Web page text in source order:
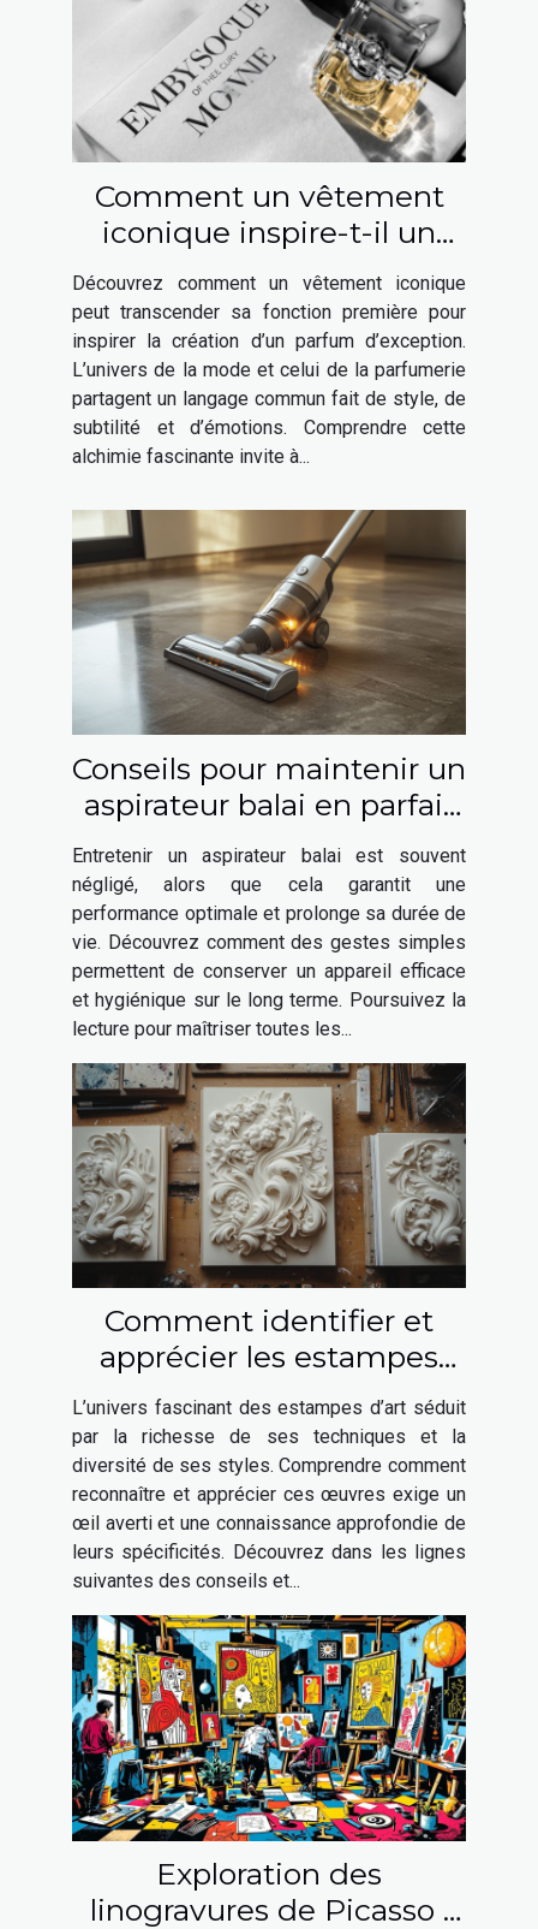
Comment un vêtement
iconique inspire-t-il un
parfum élégant ?
Découvrez comment un vêtement iconique
peut transcender sa fonction première pour
inspirer la création d’un parfum d’exception.
L’univers de la mode et celui de la parfumerie
partagent un langage commun fait de style, de
subtilité et d’émotions. Comprendre cette
alchimie fascinante invite à...
Conseils pour maintenir un
aspirateur balai en parfait
état
Entretenir un aspirateur balai est souvent
négligé, alors que cela garantit une
performance optimale et prolonge sa durée de
vie. Découvrez comment des gestes simples
permettent de conserver un appareil efficace
et hygiénique sur le long terme. Poursuivez la
lecture pour maîtriser toutes les...
Comment identifier et
apprécier les estampes
d'art ?
L’univers fascinant des estampes d’art séduit
par la richesse de ses techniques et la
diversité de ses styles. Comprendre comment
reconnaître et apprécier ces œuvres exige un
œil averti et une connaissance approfondie de
leurs spécificités. Découvrez dans les lignes
suivantes des conseils et...
Exploration des
linogravures de Picasso :